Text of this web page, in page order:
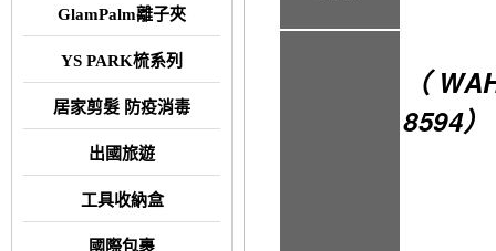
GlamPalm離子夾
YS PARK梳系列
居家剪髮 防疫消毒
出國旅遊
工具收納盒
國際包裹
（
8594）